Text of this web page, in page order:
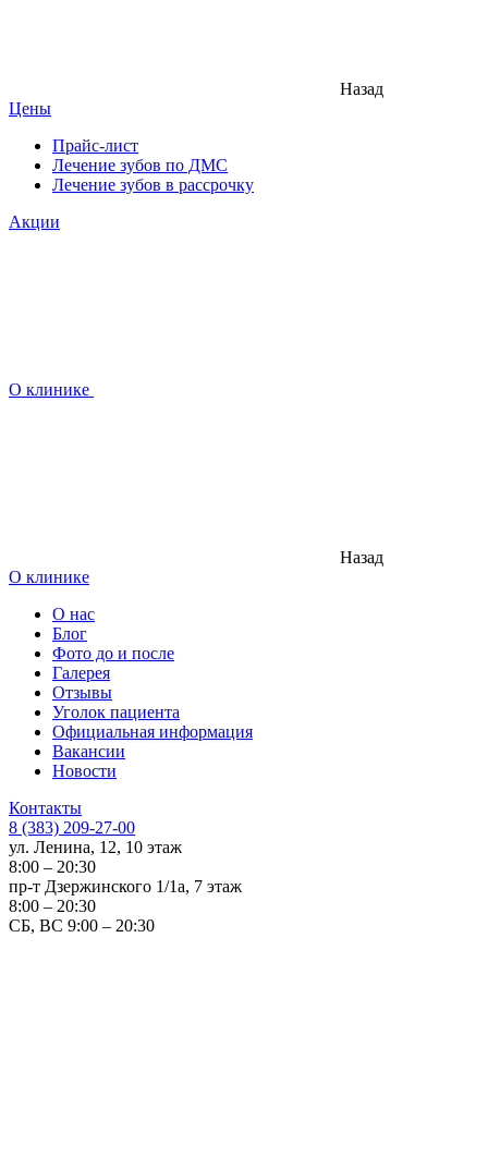
Назад
Цены
Прайс-лист
Лечение зубов по ДМС
Лечение зубов в рассрочку
Акции
О клинике
Назад
О клинике
О нас
Блог
Фото до и после
Галерея
Отзывы
Уголок пациента
Официальная информация
Вакансии
Новости
Контакты
8 (383) 209-27-00
ул. Ленина, 12, 10 этаж
8:00 – 20:30
пр-т Дзержинского 1/1а, 7 этаж
8:00 – 20:30
СБ, ВС 9:00 – 20:30